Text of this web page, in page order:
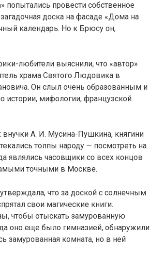
попытались провести собственное
доска на фасаде «Дома на
календарь. Но к Брюсу он,
любители выяснили, что «автор»
храма Святого Людовика в
Он слыл очень образованным и
истории, мифологии, французской
А. И. Мусина-Пушкина, княгини
толпы народу — посмотреть на
являлись часовщики со всех концов
точными в Москве.
что за доской с солнечным
свои магические книги.
чтобы отыскать замурованную
оно еще было гимназией, обнаружили
замурованная комната, но в ней